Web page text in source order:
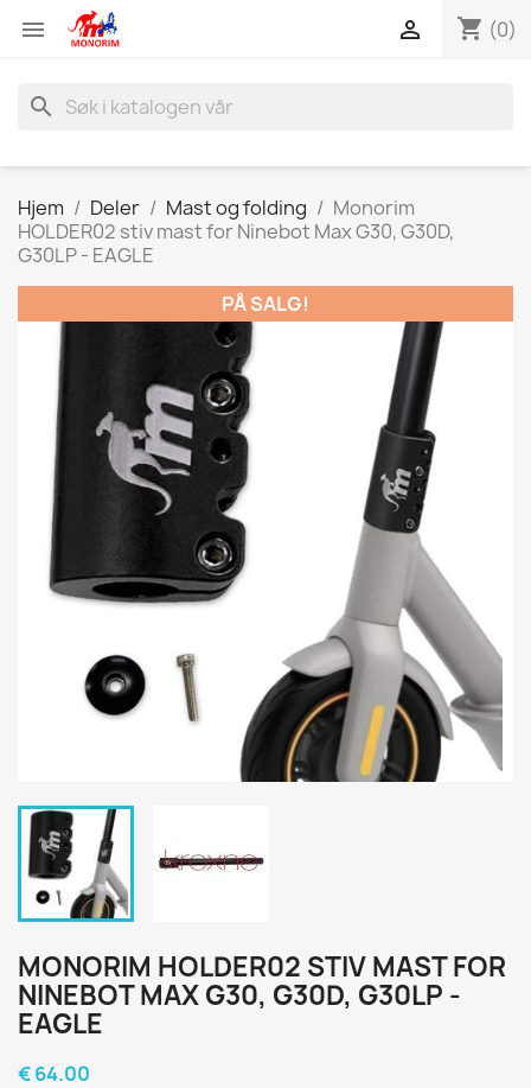
 shopping_cart (0)

search
Hjem Deler Mast og folding
Monorim
HOLDER02 stiv mast for Ninebot Max G30, G30D,
G30LP - EAGLE
PÅ SALG!
MONORIM HOLDER02 STIV MAST FOR
NINEBOT MAX G30, G30D, G30LP -
EAGLE
€ 64.00